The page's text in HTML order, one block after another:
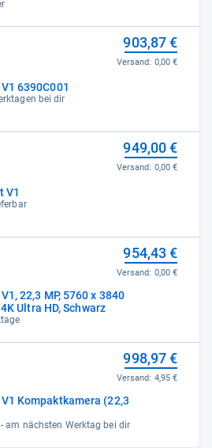
6390C001
bei dir
903,87 €
Versand: 0,00 €
V1
949,00 €
Versand: 0,00 €
22,3 MP, 5760 x 3840
Ultra HD, Schwarz
954,43 €
Versand: 0,00 €
Kompaktkamera (22,3
am nächsten Werktag bei dir
998,97 €
Versand: 4,95 €